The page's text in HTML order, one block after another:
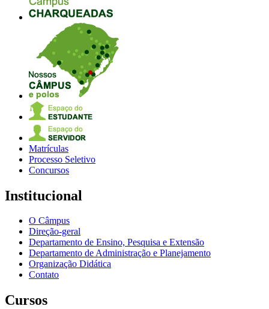
Matrículas
Processo Seletivo
Concursos
Institucional
O Câmpus
Direção-geral
Departamento de Ensino, Pesquisa e Extensão
Departamento de Administração e Planejamento
Organização Didática
Contato
Cursos